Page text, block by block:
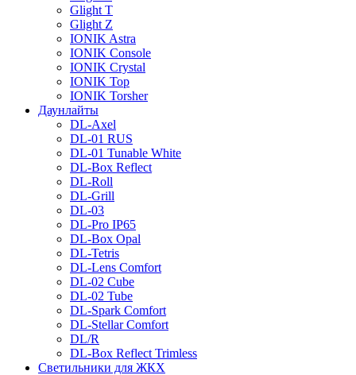
Glight T
Glight Z
IONIK Astra
IONIK Console
IONIK Crystal
IONIK Top
IONIK Torsher
Даунлайты
DL-Axel
DL-01 RUS
DL-01 Tunable White
DL-Box Reflect
DL-Roll
DL-Grill
DL-03
DL-Pro IP65
DL-Box Opal
DL-Tetris
DL-Lens Comfort
DL-02 Cube
DL-02 Tube
DL-Spark Comfort
DL-Stellar Comfort
DL/R
DL-Box Reflect Trimless
Светильники для ЖКХ